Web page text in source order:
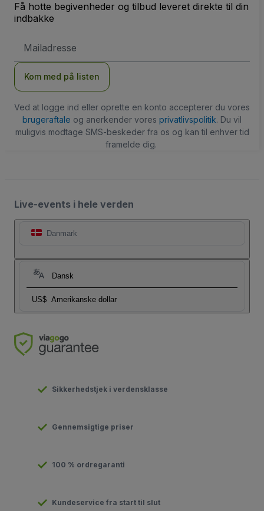
Få hotte begivenheder og tilbud leveret direkte til din
indbakke
adresse
Kom med på listen
Ved at logge ind eller oprette en konto accepterer du vores
brugeraftale og anerkender vores privatlivspolitik. Du vil
muligvis modtage SMS-beskeder fra os og kan til enhver tid
framelde dig.
Live-events i hele verden
Danmark
Dansk
US$ Amerikanske dollar
Sikkerhedstjek i verdensklasse
Gennemsigtige priser
100 % ordregaranti
Kundeservice fra start til slut